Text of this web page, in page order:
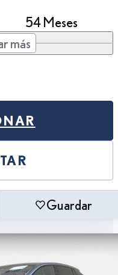
54 Meses
más
Guardar